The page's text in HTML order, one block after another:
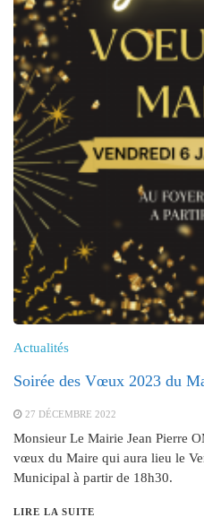
Actualités
Soirée des Vœux 2023 du
27 DÉCEMBRE 2022
Monsieur Le Mairie Jean Pierre
vœux du Maire qui aura lieu le
Municipal à partir de 18h30.
LIRE LA SUITE